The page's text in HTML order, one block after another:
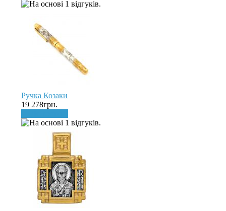
Ручка Козаки
19 278грн.